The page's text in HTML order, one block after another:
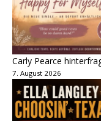
Carly Pearce
7. August 2026